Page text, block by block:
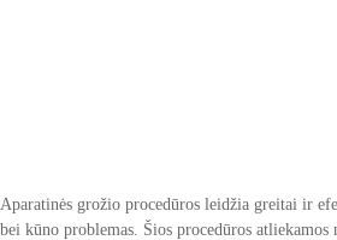
Aparatinės grožio procedūros leidžia greitai ir
bei kūno problemas. Šios procedūros atliekamos